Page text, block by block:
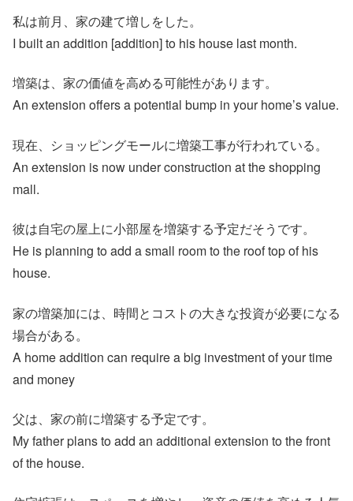
私は前月、家の建て増しをした。
I built an addition [addition] to his house last month.
増築は、家の価値を高める可能性があります。
An extension offers a potential bump in your home’s value.
現在、ショッピングモールに増築工事が行われている。
An extension is now under construction at the shopping
mall.
彼は自宅の屋上に小部屋を増築する予定だそうです。
He is planning to add a small room to the roof top of his
house.
家の増築加には、時間とコストの大きな投資が必要になる
場合がある。
A home addition can require a big investment of your time
and money
父は、家の前に増築する予定です。
My father plans to add an additional extension to the front
of the house.